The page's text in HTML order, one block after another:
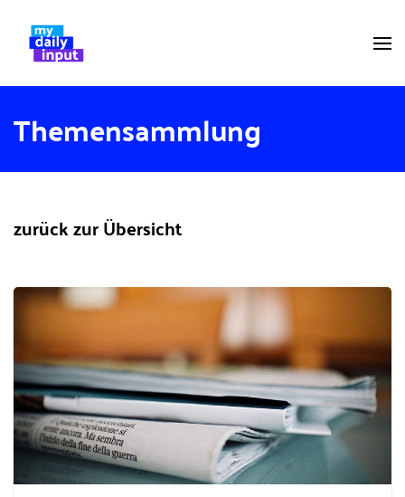
Themensammlung
zurück zur Übersicht